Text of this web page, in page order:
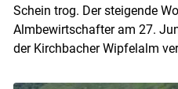
Schein trog. Der steigende
Almbewirtschafter am 27.
der Kirchbacher Wipfelalm